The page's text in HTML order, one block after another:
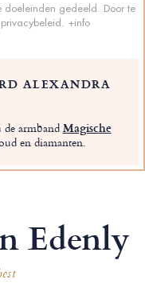
doeleinden gedeeld. Door te
+info
ALEXANDRA
armbandMagische
en diamanten.
Edenly